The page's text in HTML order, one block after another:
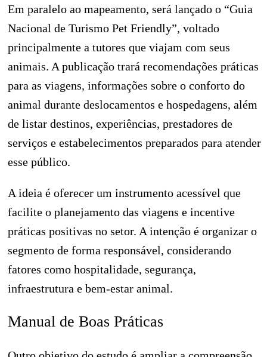
Em paralelo ao mapeamento, será lançado o “Guia
Nacional de Turismo Pet Friendly”, voltado
principalmente a tutores que viajam com seus
animais. A publicação trará recomendações práticas
para as viagens, informações sobre o conforto do
animal durante deslocamentos e hospedagens, além
de listar destinos, experiências, prestadores de
serviços e estabelecimentos preparados para atender
esse público.
A ideia é oferecer um instrumento acessível que
facilite o planejamento das viagens e incentive
práticas positivas no setor. A intenção é organizar o
segmento de forma responsável, considerando
fatores como hospitalidade, segurança,
infraestrutura e bem-estar animal.
Manual de Boas Práticas